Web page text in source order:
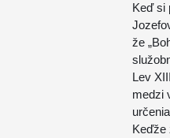
Keď si
že
Lev
medzi
Keďže